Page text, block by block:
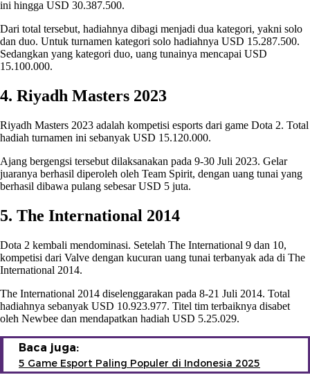
ini hingga USD 30.387.500.
Dari total tersebut, hadiahnya dibagi menjadi dua kategori, yakni solo
dan duo. Untuk turnamen kategori solo hadiahnya USD 15.287.500.
Sedangkan yang kategori duo, uang tunainya mencapai USD
15.100.000.
4. Riyadh Masters 2023
Riyadh Masters 2023 adalah kompetisi esports dari game Dota 2. Total
hadiah turnamen ini sebanyak USD 15.120.000.
Ajang bergengsi tersebut dilaksanakan pada 9-30 Juli 2023. Gelar
juaranya berhasil diperoleh oleh Team Spirit, dengan uang tunai yang
berhasil dibawa pulang sebesar USD 5 juta.
5. The International 2014
Dota 2 kembali mendominasi. Setelah The International 9 dan 10,
kompetisi dari Valve dengan kucuran uang tunai terbanyak ada di The
International 2014.
The International 2014 diselenggarakan pada 8-21 Juli 2014. Total
hadiahnya sebanyak USD 10.923.977. Titel tim terbaiknya disabet
oleh Newbee dan mendapatkan hadiah USD 5.25.029.
Baca juga:
5 Game Esport Paling Populer di Indonesia 2025